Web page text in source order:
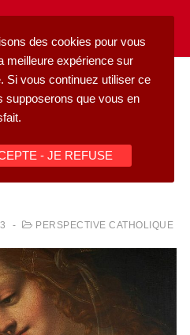
« Mère de
delà de la
proclamé à
- PERSPECTIVE CATHOLIQUE
des cookies pour vous
meilleure expérience sur
Si vous continuez utiliser ce
supposerons que vous en
- JE REFUSE